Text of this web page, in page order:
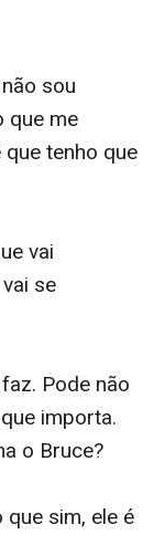
sou
que me
tenho que
vai
se
Pode não
importa.
o Bruce?
sim, ele é